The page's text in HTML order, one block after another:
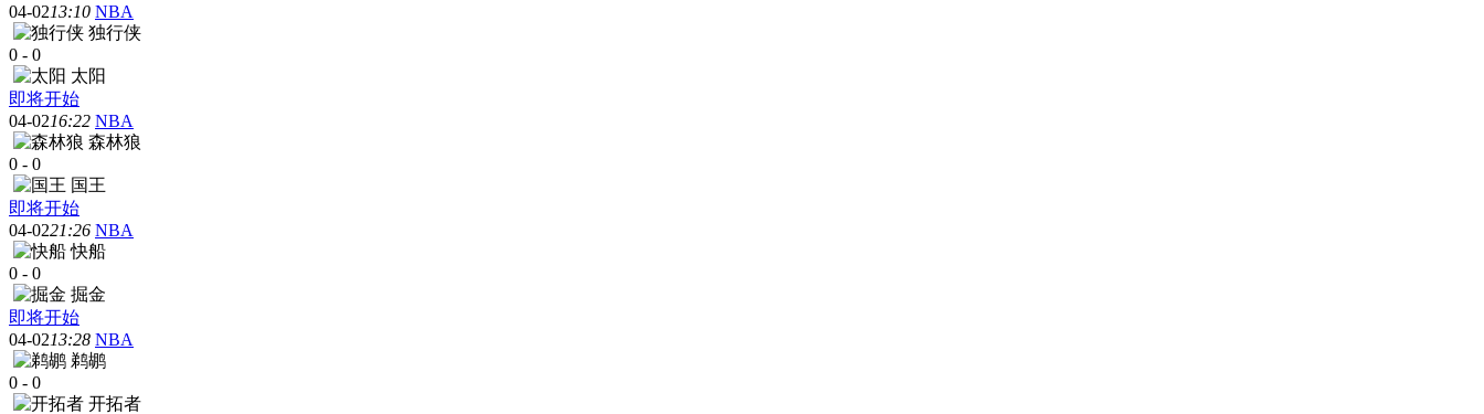
04-0213:10 NBA
独行侠
0 - 0
太阳
即将开始
04-0216:22 NBA
森林狼
0 - 0
国王
即将开始
04-0221:26 NBA
快船
0 - 0
掘金
即将开始
04-0213:28 NBA
鹈鹕
0 - 0
开拓者